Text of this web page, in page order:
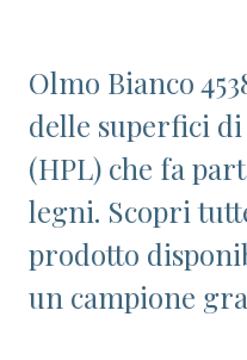
Olmo Bianco
delle superfici
(HPL) che fa
legni. Scopri
prodotto
un campione